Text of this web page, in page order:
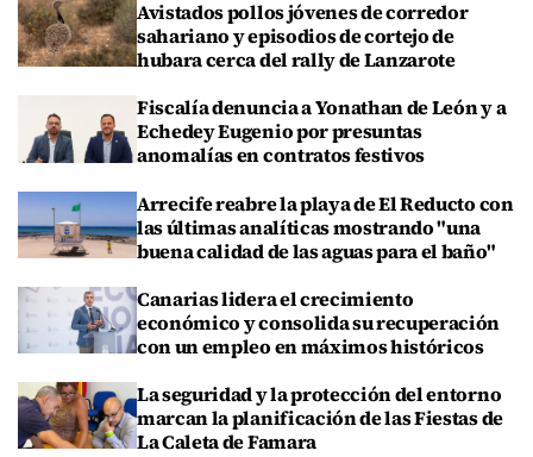
Avistados pollos jóvenes de corredor
sahariano y episodios de cortejo de
hubara cerca del rally de Lanzarote
Fiscalía denuncia a Yonathan de León y a
Echedey Eugenio por presuntas
anomalías en contratos festivos
Arrecife reabre la playa de El Reducto con
las últimas analíticas mostrando "una
buena calidad de las aguas para el baño"
Canarias lidera el crecimiento
económico y consolida su recuperación
con un empleo en máximos históricos
La seguridad y la protección del entorno
marcan la planificación de las Fiestas de
La Caleta de Famara